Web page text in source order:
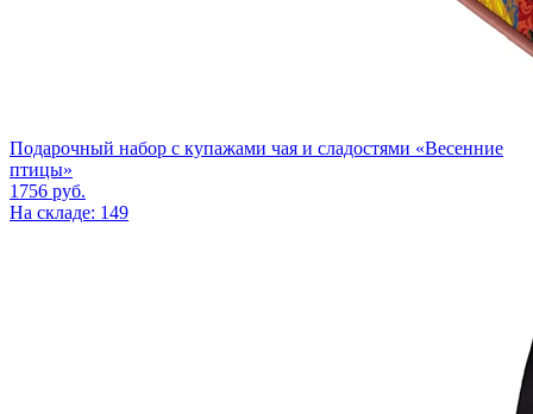
Подарочный набор c купажами чая и сладостями «Весенние
птицы»
1756 руб.
На складе: 149